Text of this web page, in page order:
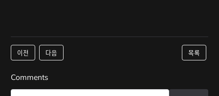
이전 다음 목록
Comments